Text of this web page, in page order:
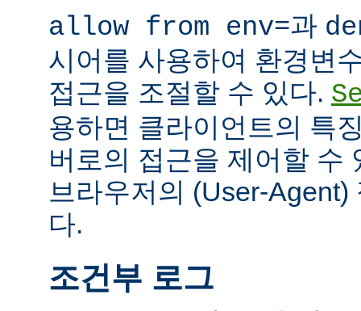
allow from env=과
시어를 사용하여 환경변
접근을 조절할 수 있다.
용하면 클라이언트의 특
버로의 접근을 제어할 수
브라우저의 (User-
다.
조건부 로그